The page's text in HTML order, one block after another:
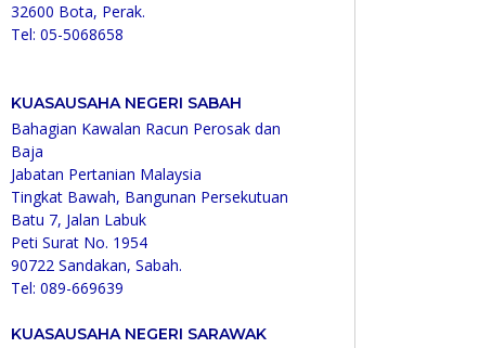
32600 Bota, Perak.
Tel: 05-5068658
KUASAUSAHA NEGERI SABAH
Bahagian Kawalan Racun Perosak dan
Baja
Jabatan Pertanian Malaysia
Tingkat Bawah, Bangunan Persekutuan
Batu 7, Jalan Labuk
Peti Surat No. 1954
90722 Sandakan, Sabah.
Tel: 089-669639
KUASAUSAHA NEGERI SARAWAK